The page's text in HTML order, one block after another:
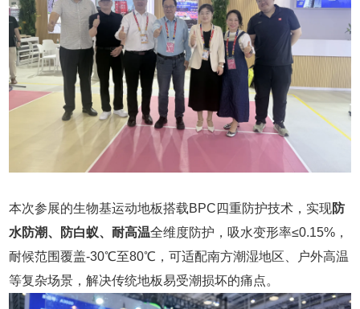
本次参展的生物基运动地板搭载BPC四重防护技术，实现防
水防潮、防白蚁、耐高温全维度防护，吸水变形率≤0.15%，
耐候范围覆盖-30℃至80℃，可适配南方潮湿地区、户外高温
等复杂场景，解决传统地板易受潮损坏的痛点。